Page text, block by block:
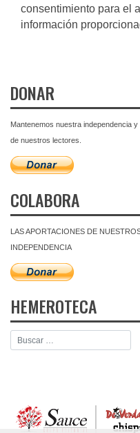
consentimiento para el
información
DONAR
Mantenemos nuestra independencia
de nuestros lectores.
COLABORA
LAS APORTACIONES DE
INDEPENDENCIA
HEMEROTECA